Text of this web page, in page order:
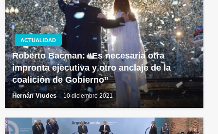
ACTUALIDAD
Roberto Bacman: “Es necesaria otra
impronta ejecutiva y otro anclaje de la
coalición de Gobierno”
Hernán Viudes 10 diciembre 2021